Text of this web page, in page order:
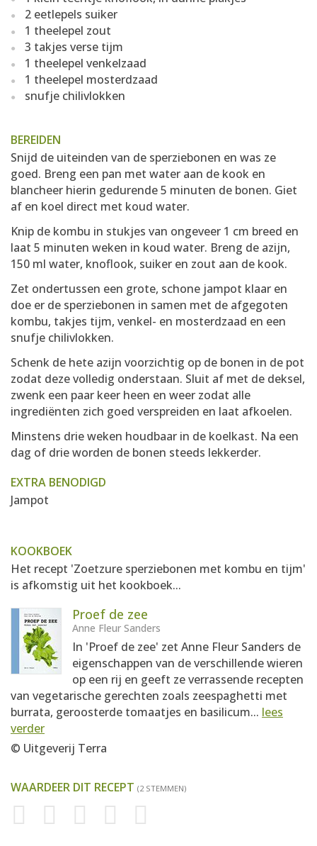
2 eetlepels suiker
1 theelepel zout
3 takjes verse tijm
1 theelepel venkelzaad
1 theelepel mosterdzaad
snufje chilivlokken
BEREIDEN
Snijd de uiteinden van de sperziebonen en was ze
goed. Breng een pan met water aan de kook en
blancheer hierin gedurende 5 minuten de bonen. Giet
af en koel direct met koud water.
Knip de kombu in stukjes van ongeveer 1 cm breed en
laat 5 minuten weken in koud water. Breng de azijn,
150 ml water, knoflook, suiker en zout aan de kook.
Zet ondertussen een grote, schone jampot klaar en
doe er de sperziebonen in samen met de afgegoten
kombu, takjes tijm, venkel- en mosterdzaad en een
snufje chilivlokken.
Schenk de hete azijn voorzichtig op de bonen in de pot
zodat deze volledig onderstaan. Sluit af met de deksel,
zwenk een paar keer heen en weer zodat alle
ingrediënten zich goed verspreiden en laat afkoelen.
Minstens drie weken houdbaar in de koelkast. Na een
dag of drie worden de bonen steeds lekkerder.
EXTRA BENODIGD
Jampot
KOOKBOEK
Het recept 'Zoetzure sperziebonen met kombu en tijm'
is afkomstig uit het kookboek...
Proef de zee
Anne Fleur Sanders
In 'Proef de zee' zet Anne Fleur Sanders de
eigenschappen van de verschillende wieren
op een rij en geeft ze verrassende recepten
van vegetarische gerechten zoals zeespaghetti met
burrata, geroosterde tomaatjes en basilicum... lees
verder
© Uitgeverij Terra
WAARDEER DIT RECEPT (2 STEMMEN)